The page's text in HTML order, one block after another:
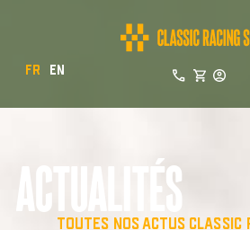
FR EN
ACTUALITÉS
TOUTES NOS ACTUS CLASSIC